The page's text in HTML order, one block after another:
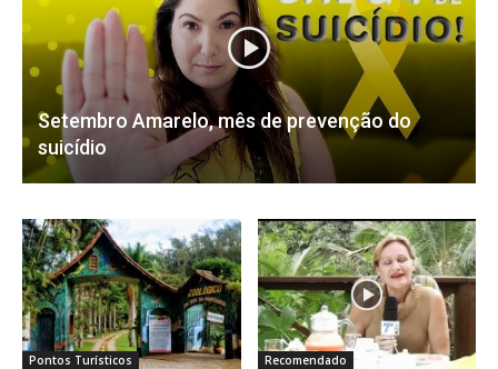
Setembro Amarelo, mês de prevenção do
suicídio
Pontos Turísticos Recomendado